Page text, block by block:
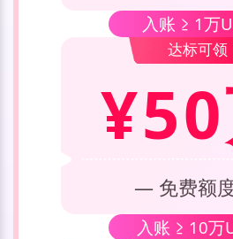
入账 ≥ 1万
达标可领
— 免费额
入账 ≥ 10万